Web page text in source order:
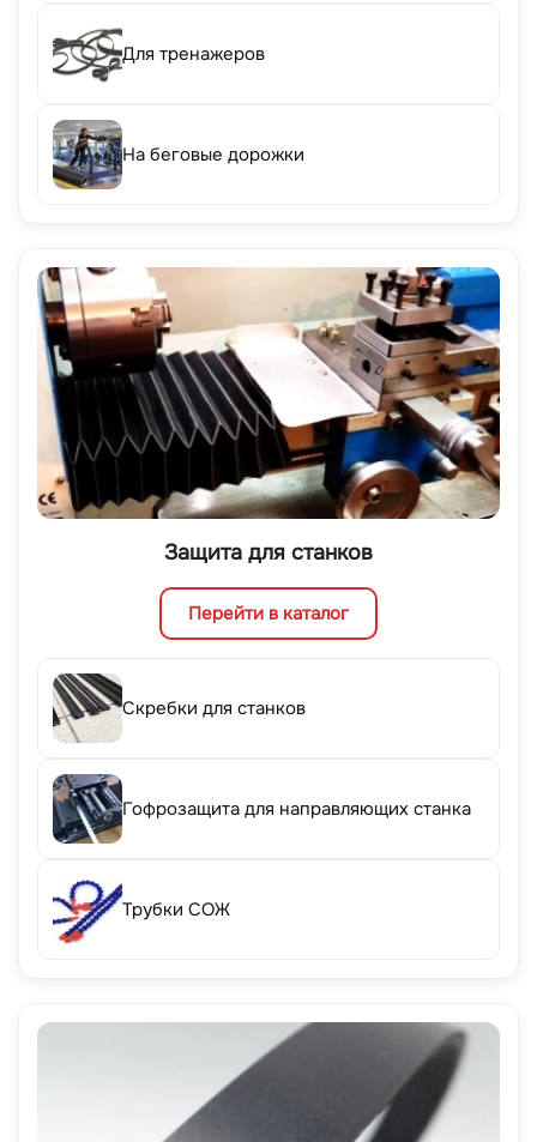
Для тренажеров
На беговые дорожки
Защита для станков
Перейти в каталог
Скребки для станков
Гофрозащита для направляющих станка
Трубки СОЖ